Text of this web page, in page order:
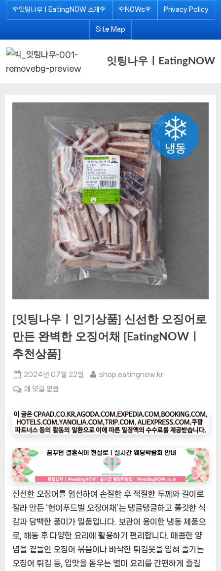
Skip
to
🌹잇팅나우ㅣEatingNOW 소개🌹 🌹NOWs🌹 Privacy Policy
Site Map
잇팅나우ㅣEatingNOW
[잇팅나우ㅣ인기상품] 신선한 오징어로
만든 완벽한 오징어채 [EatingNOWㅣ
추천상품]
Posted
on
2024년 07월 22일 By
shop.eatingnow.kr
[잇
나
우
ㅣ
인
기
상
품]
신
선
한
오
어
로
에 댓글 없음
신선한 오징어를 엄선하여 손질한 후 적절한 두께와 길이로
잘라 만든 ‘현이푸드빌 오징어채’는 탱글탱글하고 쫄깃한 식
감과 담백한 풍미가 일품입니다. 보관이 용이한 냉동 제품으
로, 해동 후 다양한 요리에 활용하기 편리합니다. 매콤한 양
념을 곁들인 오징어 볶음이나 바삭한 튀김옷을 입혀 즐기는
오징어 튀김 등, 입맛을 돋우는 별미 요리를 간편하게 즐길